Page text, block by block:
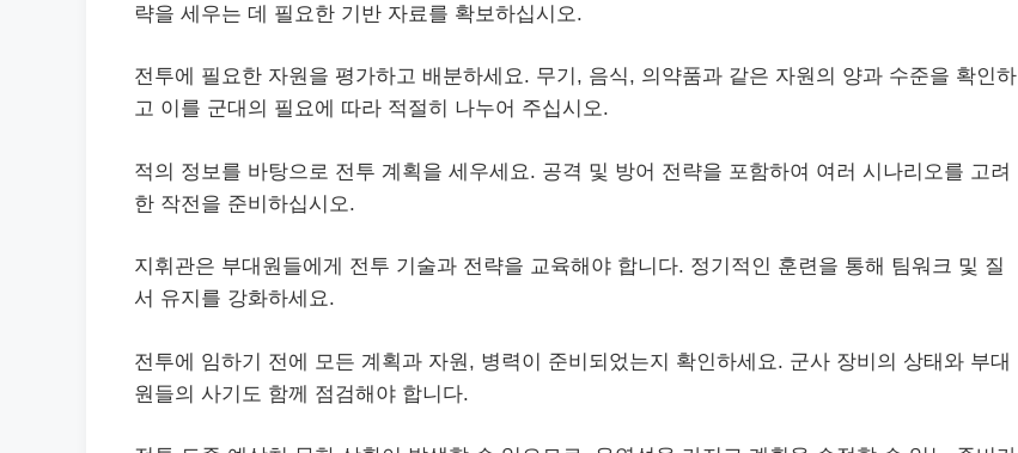
략을 세우는 데 필요한 기반 자료를 확보하십시오.
전투에 필요한 자원을 평가하고 배분하세요. 무기, 음식, 의약품과 같은 자원의 양과 수준을 확인하
고 이를 군대의 필요에 따라 적절히 나누어 주십시오.
적의 정보를 바탕으로 전투 계획을 세우세요. 공격 및 방어 전략을 포함하여 여러 시나리오를 고려
한 작전을 준비하십시오.
지휘관은 부대원들에게 전투 기술과 전략을 교육해야 합니다. 정기적인 훈련을 통해 팀워크 및 질
서 유지를 강화하세요.
전투에 임하기 전에 모든 계획과 자원, 병력이 준비되었는지 확인하세요. 군사 장비의 상태와 부대
원들의 사기도 함께 점검해야 합니다.